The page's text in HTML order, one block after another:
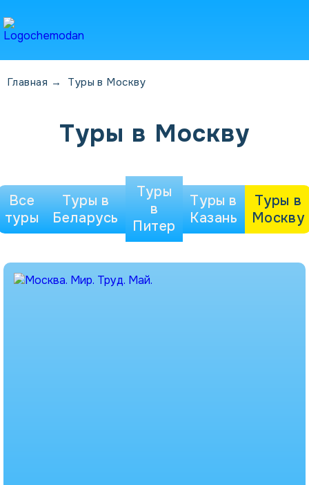
Главная → Туры в Москву
Туры в Москву
Все
туры
Туры в
Беларусь
Туры
в
Питер
Туры в
Казань
Туры в
Москву